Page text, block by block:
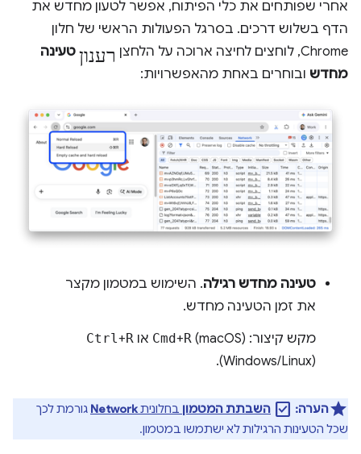
אחרי שפותחים את כלי הפיתוח, אפשר לטעון מחדש את
הדף בשלוש דרכים. בסרגל הפעולות הראשי של חלון
Chrome, לוחצים לחיצה ארוכה על הלחצן
רענון טעינה
מחדש ובוחרים באחת מהאפשרויות:
טעינה מחדש רגילה. השימוש במטמון מקצר
את זמן הטעינה מחדש.
מקש קיצור:
Cmd+R (macOS) או Ctrl +R
(Windows/Linux).
הערה: check_box השבתת המטמון בחלוניתNetwork גורמת לכך
שכל הטעינות הרגילות לא ישתמשו במטמון.